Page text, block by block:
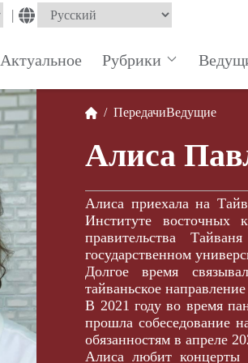
|
Актуальное Рубрики
/ПередачиВедущие
Алиса
Алиса приехала на
Институте восточных
правительства
государственном
Долгое время
тайваньское
В 2021 году во время
прошла собеседование
обязанностям в апреле
Алиса любит концерты